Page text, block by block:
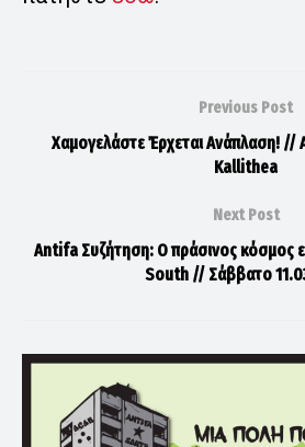
Previous Post
Χαμογελάστε Έρχεται Ανάπλαση!
Kallithea
Next Post
Antifa Συζήτηση: Ο πράσινος κόσμος
South // Σάββατο